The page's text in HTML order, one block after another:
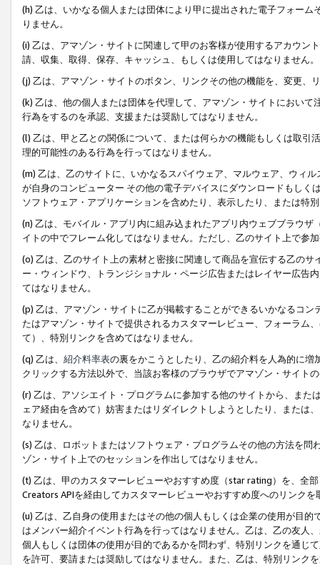
(h) 乙は、いかなる個人または団体により甲に提出された電子フォー
りません。
(i) 乙は、アマゾン・サイトに関連して甲のお客様が使用するアカウン
請、収集、取得、保存、キャッシュ、もしくは使用してはなりません。
(j) 乙は、アマゾン・サイトのボタン、リンクその他の機能を、変更、
(k) 乙は、他の個人または団体を代理して、アマゾン・サイトにおい
行為をするのを承認、支援または奨励してはなりません。
(l) 乙は、甲と乙との関係について、または何らかの機能もしくは取
理的可能性のある行為を行ってはなりません。
(m) 乙は、乙のサイトに、いかなるスパイウェア、マルウェア、ウィ
が自身のコンピューター その他の電子デバイスにダウンロードもし
ソフトウェア・アプリケーションを含めたり、表示したり、または特
(n) 乙は、モバイル・アプリ内に組み込まれたアプリ内ウェブブラウ
イトの中でフレーム化してはなりません。ただし、乙のサイト上で参
(o) 乙は、乙のサイト上の素材と密接に関連して商品を宣伝する乙の
ー・ウィンドウ、トランジショナル・ページ広告またはレイヤー広告
てはなりません。
(p) 乙は、アマゾン・サイトに乙が掲載することができるいかなるコ
たはアマゾン・サイトで提供されるカスタマーレビュー、フォーラム
て）、特別リンクを含めてはなりません。
(q) 乙は、 紹介料率表の裏をかこうとしたり、乙の紹介料を人為的に
クリックする方法以外で、当該お客様のブラウザでアマゾン・サイト
(r) 乙は、アソシエイト・プログラムに参加する他のサイトから、ま
ェア経由を含めて）妨害またはリダイレクトしようとしたり、または
なりません。
(s) 乙は、ロボットまたはソフトウェア・プログラムその他の方法を
ゾン・サイト上でのセッションを作出してはなりません。
(t) 乙は、甲のカスタマーレビューやおすすめ度（star rating）を、全
Creators APIを経由してカスタマーレビューやおすすめ度へのリンクを
(u) 乙は、乙自身の使用またはその他の個人もしくは企業の使用が目
はメンバー紹介イベント行為を行ってはなりません。乙は、乙の友人
個人もしくは団体の使用が目的であるかを問わず、特別リンクを通じ
を許可、要請または奨励してはなりません。また、乙は、特別リンク